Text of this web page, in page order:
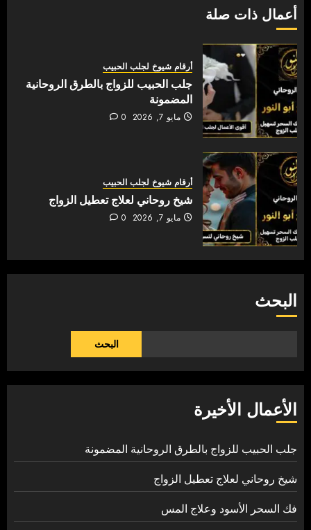
أعمال ذات صلة
أرقام شيوخ لجلب الحبيب
جلب الحبيب للزواج بالطرق الروحانية
المضمونة
مايو 7, 2026 0
أرقام شيوخ لجلب الحبيب
شيخ روحاني لعلاج تعطيل الزواج
مايو 7, 2026 0
البحث
البحث
الأعمال الأخيرة
جلب الحبيب للزواج بالطرق الروحانية المضمونة
شيخ روحاني لعلاج تعطيل الزواج
فك السحر الأسود وعلاج المس